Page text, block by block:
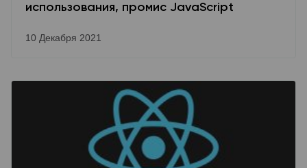
использования, промис JavaScript
10 Декабря 2021